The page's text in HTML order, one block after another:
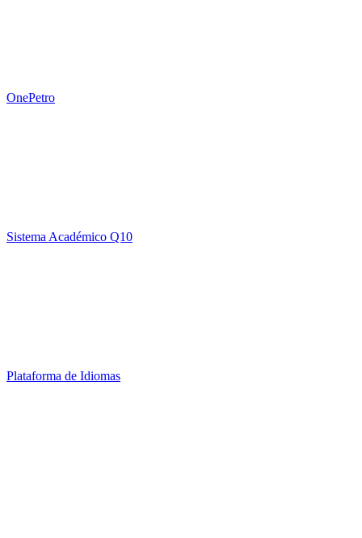
OnePetro
Sistema Académico Q10
Plataforma de Idiomas